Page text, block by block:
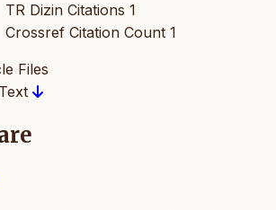
TR Dizin Citations 1
Crossref Citation Count 1
Files